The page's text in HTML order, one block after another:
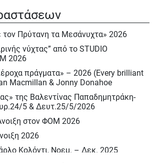
5 & Δευτ.25/5/2026
στον ΦΟΜ 2026
2026
Σάββατο 9 Μαίου 2026
Περέλη 15/12/2025
Κολόντι, Νοεμ. – Δεκ. 2025
άριες» με την Δραματική σοπράνο
την πιανίστα Νίκη Κεραμέκη, Οκτ.
Ενηλίκων 2025 – 2026
στον ΦΟΜ 2025 – 2026
τον Πρύτανη τα Μεσάνυχτα» 2026
νύχτας” από το STUDIO
2026
πράγματα» – 2026 (Every brilliant
Macmillan & Jonny Donahoe
της Βαλεντίνας Παπαδημητράκη-
5 & Δευτ.25/5/2026
στον ΦΟΜ 2026
2026
Κολόντι, Νοεμ. – Δεκ. 2025